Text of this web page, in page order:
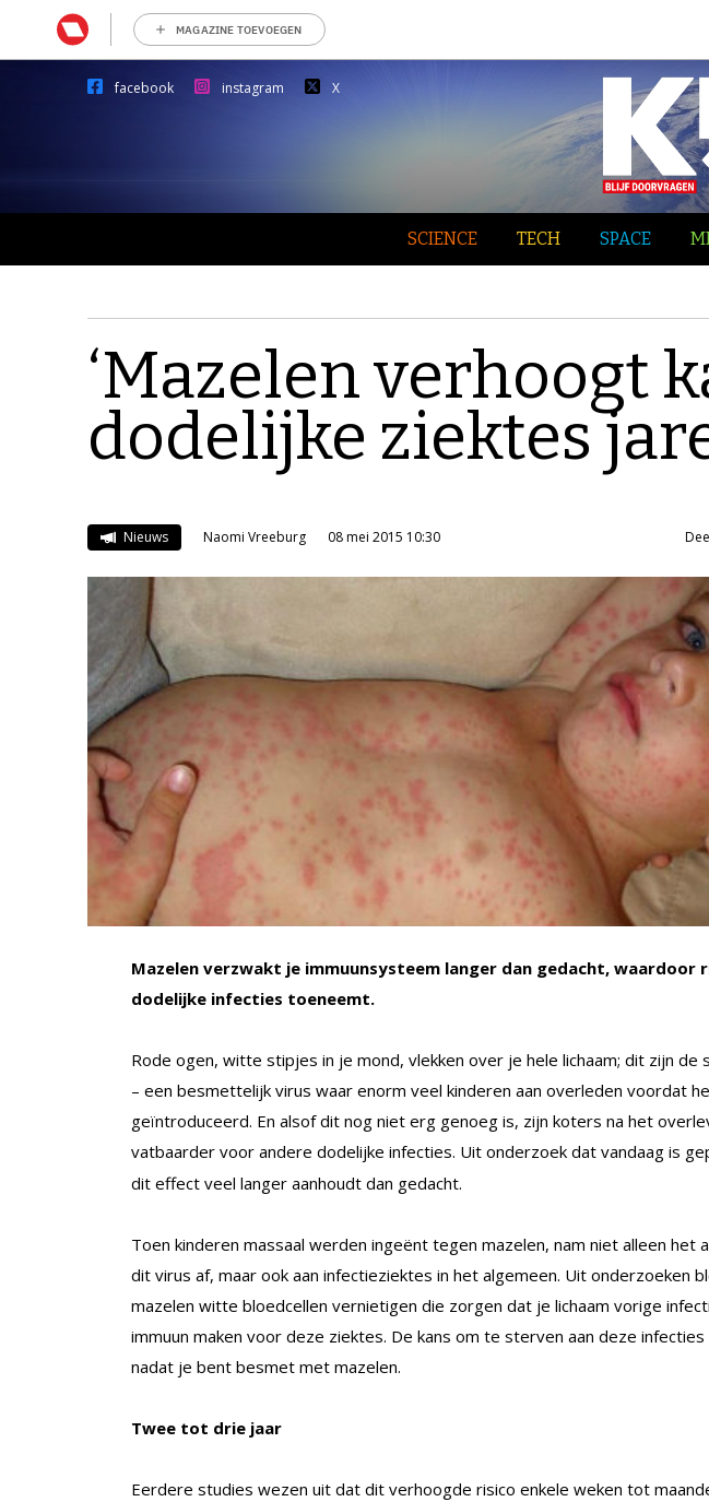
MAGAZINE TOEVOEGEN
facebook instagram X
SCIENCE TECH SPACE
‘Mazelen verhoogt
dodelijke ziektes
Nieuws Naomi Vreeburg 08 mei 2015 10:30
Mazelen verzwakt je immuunsysteem langer dan gedacht, waardoor
dodelijke infecties toeneemt.
Rode ogen, witte stipjes in je mond, vlekken over je hele lichaam; dit zijn de
– een besmettelijk virus waar enorm veel kinderen aan overleden voordat
geïntroduceerd. En alsof dit nog niet erg genoeg is, zijn koters na het
vatbaarder voor andere dodelijke infecties. Uit onderzoek dat vandaag is
dit effect veel langer aanhoudt dan gedacht.
Toen kinderen massaal werden ingeënt tegen mazelen, nam niet alleen het
dit virus af, maar ook aan infectieziektes in het algemeen. Uit onderzoeken
mazelen witte bloedcellen vernietigen die zorgen dat je lichaam vorige
immuun maken voor deze ziektes. De kans om te sterven aan deze
nadat je bent besmet met mazelen.
Twee tot drie jaar
Eerdere studies wezen uit dat dit verhoogde risico enkele weken tot